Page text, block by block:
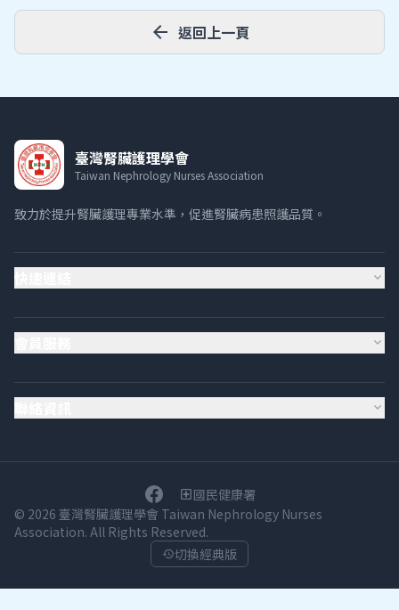
arrow_back 返回上一頁
臺灣腎臟護理學會
Taiwan Nephrology Nurses Association
致力於提升腎臟護理專業水準，促進腎臟病患照護品質。
expand_more
expand_more
expand_more
local_hospital國民健康署
© 2026 臺灣腎臟護理學會 Taiwan Nephrology Nurses
Association. All Rights Reserved.
history切換經典版